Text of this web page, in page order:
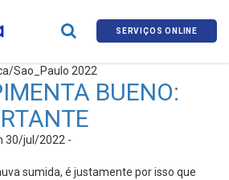
SERVIÇOS ONLINE
Sao_Paulo 2022
BUENO:
30/jul/2022 -
sumida, é justamente por isso que